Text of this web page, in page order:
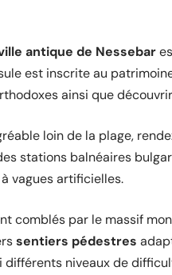
antique de Nessebar
est inscrite au
ainsi que
loin de la plage,
stations balnéaires
vagues artificielles.
comblés par le massif
sentiers pédestres
niveaux de